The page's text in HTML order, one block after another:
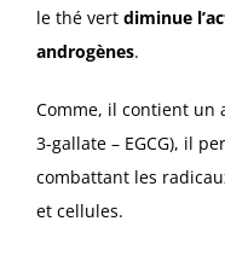
le thé vert diminue
androgènes.
Comme, il contient un
3-gallate – EGCG), il
combattant les
et cellules.